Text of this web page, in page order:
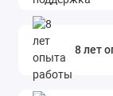
8 лет